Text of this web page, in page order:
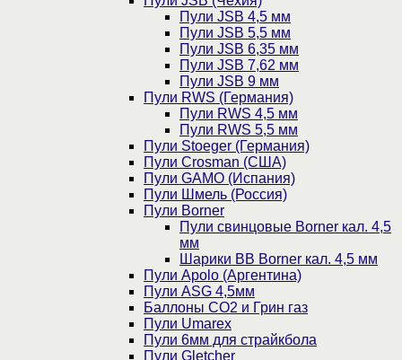
Пули JSB 4,5 мм
Пули JSB 5,5 мм
Пули JSB 6,35 мм
Пули JSB 7,62 мм
Пули JSB 9 мм
Пули RWS (Германия)
Пули RWS 4,5 мм
Пули RWS 5,5 мм
Пули Stoeger (Германия)
Пули Crosman (США)
Пули GAMO (Испания)
Пули Шмель (Россия)
Пули Borner
Пули свинцовые Borner кал. 4,5
мм
Шарики BB Borner кал. 4,5 мм
Пули Apolo (Аргентина)
Пули ASG 4,5мм
Баллоны CO2 и Грин газ
Пули Umarex
Пули 6мм для страйкбола
Пули Gletcher